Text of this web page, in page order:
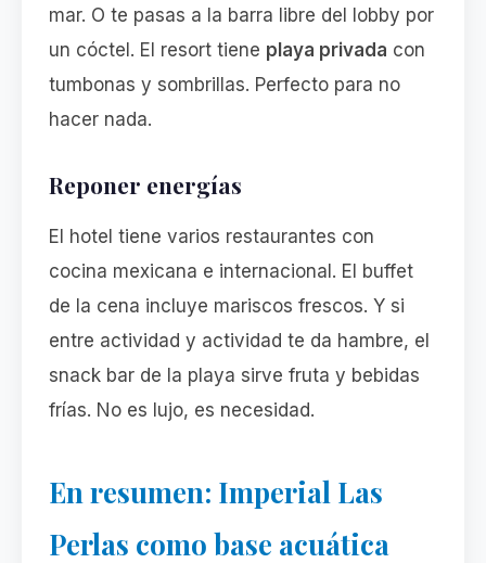
mar. O te pasas a la barra libre del lobby por
un cóctel. El resort tiene playa privada con
tumbonas y sombrillas. Perfecto para no
hacer nada.
Reponer energías
El hotel tiene varios restaurantes con
cocina mexicana e internacional. El buffet
de la cena incluye mariscos frescos. Y si
entre actividad y actividad te da hambre, el
snack bar de la playa sirve fruta y bebidas
frías. No es lujo, es necesidad.
En resumen: Imperial Las
Perlas como base acuática